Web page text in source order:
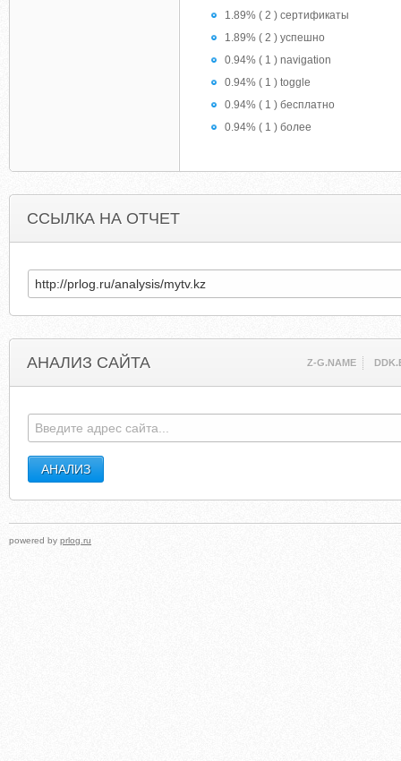
1.89% ( 2 ) сертификаты
1.89% ( 2 ) успешно
0.94% ( 1 ) navigation
0.94% ( 1 ) toggle
0.94% ( 1 ) бесплатно
0.94% ( 1 ) более
ССЫЛКА НА ОТЧЕТ
АНАЛИЗ САЙТА Z-G.NAME
powered by prlog.ru